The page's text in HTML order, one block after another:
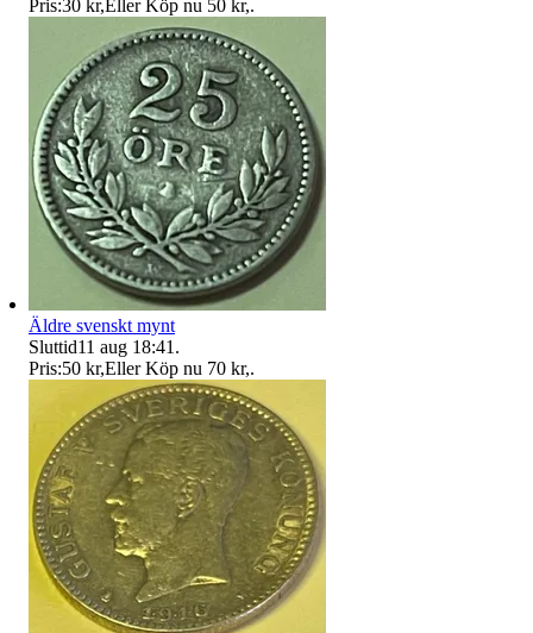
Pris:30 kr,Eller Köp nu 50 kr,.
Äldre svenskt mynt
Sluttid11 aug 18:41 .
Pris:50 kr,Eller Köp nu 70 kr,.